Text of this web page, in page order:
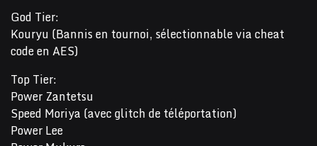
God Tier:
Kouryu (Bannis en tournoi, sélectionnable via cheat
code en AES)
Top Tier:
Power Zantetsu
Speed Moriya (avec glitch de téléportation)
Power Lee